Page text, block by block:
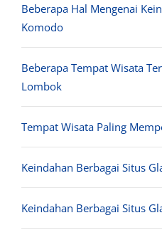
Beberapa Hal Mengenai
Komodo
Beberapa Tempat Wisata
Lombok
Tempat Wisata Paling
Keindahan Berbagai Situs
Keindahan Berbagai Situs